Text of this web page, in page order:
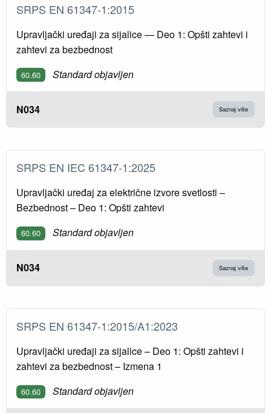
SRPS EN 61347-1:2015
Upravljački uređaji za sijalice — Deo 1: Opšti zahtevi i
zahtevi za bezbednost
60.60 Standard objavljen
N034 Saznaj više
SRPS EN IEC 61347-1:2025
Upravljački uređaj za električne izvore svetlosti –
Bezbednost – Deo 1: Opšti zahtevi
60.60 Standard objavljen
N034 Saznaj više
SRPS EN 61347-1:2015/A1:2023
Upravljački uređaji za sijalice – Deo 1: Opšti zahtevi i
zahtevi za bezbednost – Izmena 1
60.60 Standard objavljen